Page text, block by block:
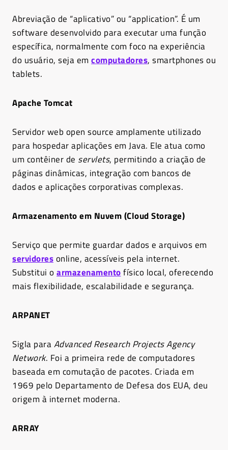
Abreviação de “aplicativo” ou “application”. É um
software desenvolvido para executar uma função
específica, normalmente com foco na experiência
do usuário, seja em computadores, smartphones ou
tablets.
Apache Tomcat
Servidor web open source amplamente utilizado
para hospedar aplicações em Java. Ele atua como
um contêiner de servlets, permitindo a criação de
páginas dinâmicas, integração com bancos de
dados e aplicações corporativas complexas.
Armazenamento em Nuvem (Cloud Storage)
Serviço que permite guardar dados e arquivos em
servidoresonline, acessíveis pela internet.
Substitui oarmazenamentofísico local, oferecendo
mais flexibilidade, escalabilidade e segurança.
ARPANET
Sigla paraAdvanced Research Projects Agency
Network. Foi a primeira rede de computadores
baseada em comutação de pacotes. Criada em
1969 pelo Departamento de Defesa dos EUA, deu
origem à internet moderna.
ARRAY